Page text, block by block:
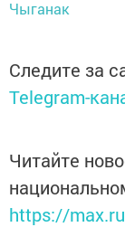
Чыганак
Следите за
Telegram-
Читайте
https://